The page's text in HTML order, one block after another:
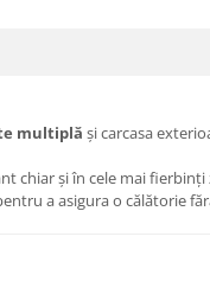
multiplă și carcasa
și în cele mai fierbinți
a asigura o călătorie